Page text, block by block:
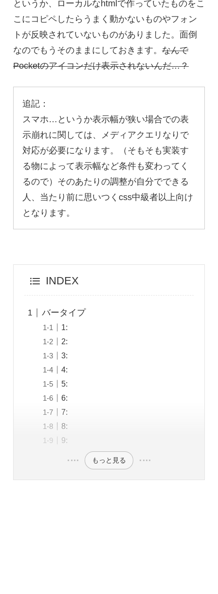
というか、ローカルなhtmlで作っていたものをこ
こにコピペしたらうまく動かないものやフォン
トが反映されていないものがありました。面倒
なのでもうそのままにしておきます。なんで
Pocketのアイコンだけ表示されないんだ…？
追記：
スマホ…というか表示幅が狭い場合での表
示崩れに関しては、メディアクエリなりで
対応が必要になります。（そもそも実装す
る物によって表示幅など条件も変わってく
るので）そのあたりの調整が自分でできる
人、当たり前に思いつくcss中級者以上向け
となります。
INDEX
バータイプ
1:
2:
3:
4:
5:
6:
7:
8:
9:
もっと見る